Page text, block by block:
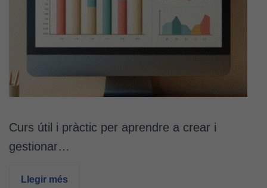
Curs útil i pràctic per aprendre a crear i
gestionar…
Llegir més